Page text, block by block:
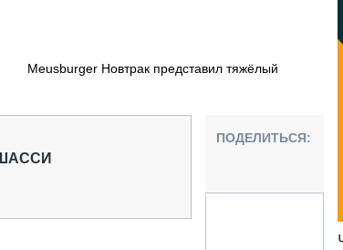
ПОДЪЁМНАЯ ТЕХНИКА
ПАССАЖИРСКИЙ ТРАНСПОРТ
Meusburger Новтрак представил тяжёлый
ПОДЕЛИТЬСЯ: